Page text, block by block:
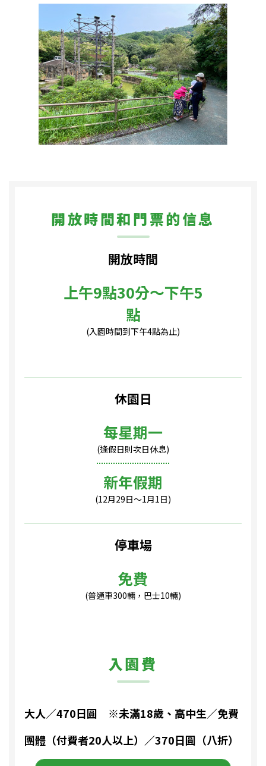
開放時間和門票的信息
開放時間
上午9點30分〜下午5
點
(入園時間到下午4點為止)
休園日
每星期一
(逢假日則次日休息)
新年假期
(12月29日〜1月1日)
停車場
免費
(普通車300輛，巴士10輛)
入園費
大人／470日圓 ※未滿18歲、高中生／免費
團體（付費者20人以上）／370日圓（八折）